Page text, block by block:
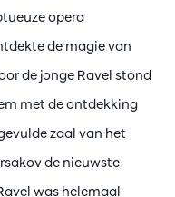
opera
de magie van
de jonge Ravel stond
met de ontdekking
zaal van het
de nieuwste
was helemaal